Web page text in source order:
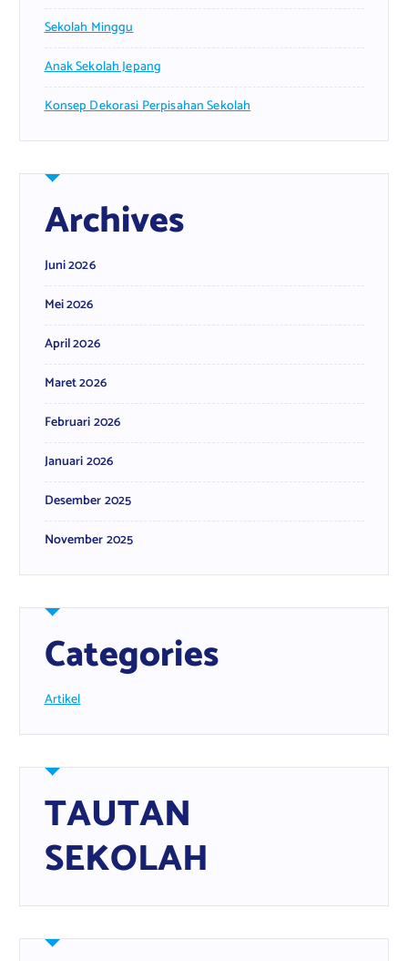
Sekolah Minggu
Anak Sekolah Jepang
Konsep Dekorasi Perpisahan Sekolah
Archives
Juni 2026
Mei 2026
April 2026
Maret 2026
Februari 2026
Januari 2026
Desember 2025
November 2025
Categories
Artikel
TAUTAN
SEKOLAH